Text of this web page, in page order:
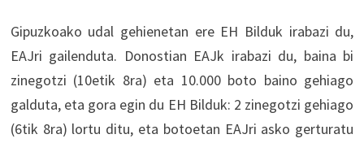
Gipuzkoako udal gehienetan ere EH Bilduk irabazi du,
EAJri gailenduta. Donostian EAJk irabazi du, baina bi
zinegotzi (10etik 8ra) eta 10.000 boto baino gehiago
galduta, eta gora egin du EH Bilduk: 2 zinegotzi gehiago
(6tik 8ra) lortu ditu, eta botoetan EAJri asko gerturatu